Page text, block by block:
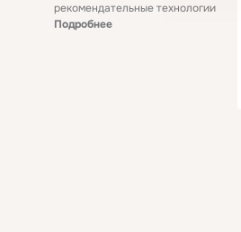
рекомендательные технологии
Подробнее